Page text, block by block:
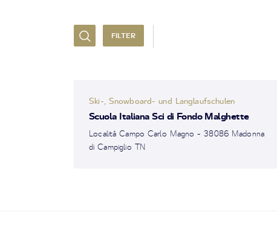
FILTER
Ski-, Snowboard- und Langlaufschulen
Scuola Italiana Sci di Fondo Malghette
Località Campo Carlo Magno - 38086 Madonna
di Campiglio TN